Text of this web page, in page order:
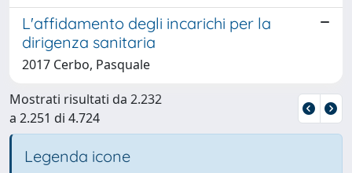
L'affidamento degli incarichi per la
dirigenza sanitaria
2017 Cerbo, Pasquale
Mostrati risultati da 2.232
a 2.251 di 4.724
Legenda icone